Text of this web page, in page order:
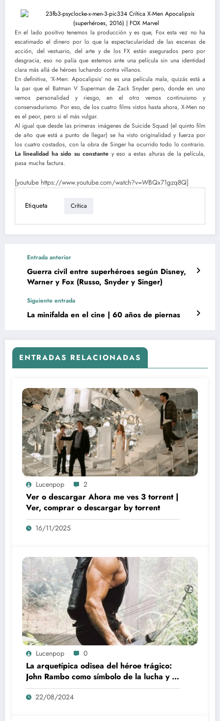
En el lado positivo tenemos la producción y es que, Fox esta vez no ha
escatimado el dinero por lo que la espectacularidad de las escenas de
acción, del vestuario, del arte y de los FX están asegurados pero por
desgracia, eso no palía que estemos ante una película sin una identidad
clara más allá de héroes luchando contra villanos.
En definitiva, ‘X-Men: Apocalipsis’ no es una película mala, quizás está a
la par que el Batman V Superman de Zack Snyder pero, donde en uno
vemos personalidad y riesgo, en el otro vemos continuismo y
conservadurismo. Por eso, de los cuatro films vistos hasta ahora, X-Men no
es el peor, pero si el más vulgar.
Al igual que desde las primeras imágenes de Suicide Squad (el quinto film
de año que está a punto de llegar) se ha visto originalidad y fuerza por
los cuatro costados, con la obra de Singer ha ocurrido todo lo contrario.
La linealidad ha sido su constante y eso a estas alturas de la película,
pasa mucha factura.
[youtube https://www.youtube.com/watch?v=WBQx71gzq8Q]
Etiqueta Crítica
Entrada anterior
Guerra civil entre superhéroes según Disney,
Warner y Fox (Russo, Snyder y Singer)
Siguiente entrada
La minifalda en el cine | 60 años de piernas
ENTRADAS RELACIONADAS
Lucenpop 2
Ver o descargar Ahora me ves 3 torrent |
Ver, comprar o descargar by torrent
16/11/2025
Lucenpop 0
La arquetípica odisea del héroe trágico:
John Rambo como símbolo de la lucha y la
alienación en la modernidad
22/08/2024